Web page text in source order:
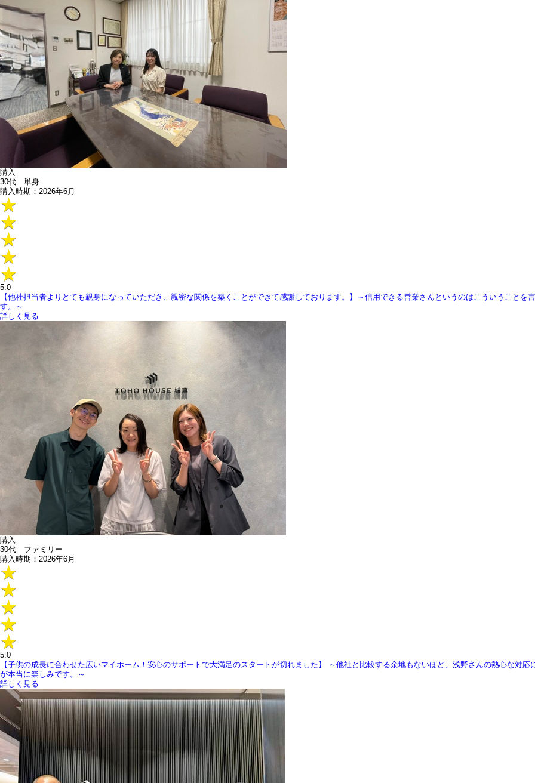
購入
30代 単身
購入時期：2026年6月
5.0
【他社担当者よりとても親身になっていただき、親密な関係を築くことができて感謝しております。】～信用できる営業さんというのはこういうこと
す。～
詳しく見る
購入
30代 ファミリー
購入時期：2026年6月
5.0
【子供の成長に合わせた広いマイホーム！安心のサポートで大満足のスタートが切れました】 ～他社と比較する余地もないほど、浅野さんの熱心な対
が本当に楽しみです。～
詳しく見る